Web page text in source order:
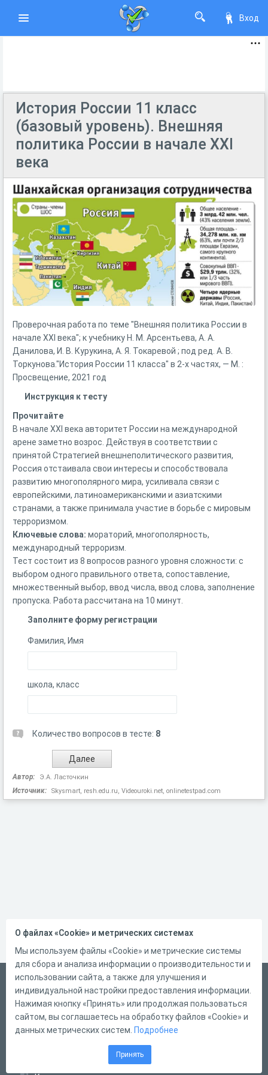
Вход
История России 11 класс
(базовый уровень). Внешняя
политика России в начале XXI
века
Проверочная работа по теме "Внешняя политика России в
начале XXI века"; к учебнику Н. М. Арсентьева, А. А.
Данилова, И. В. Курукина, А. Я. Токаревой ; под ред. А. В.
Торкунова."История России 11 класса" в 2-х частях, — М. :
Просвещение, 2021 год
Инструкция к тесту
Прочитайте
В начале XXI века авторитет России на международной
арене заметно возрос. Действуя в соответствии с
принятой Стратегией внешнеполитического развития,
Россия отстаивала свои интересы и способствовала
развитию многополярного мира, усиливала связи с
европейскими, латиноамериканскими и азиатскими
странами, а также принимала участие в борьбе с мировым
терроризмом.
Ключевые слова: мораторий, многополярность,
международный терроризм.
Тест состоит из 8 вопросов разного уровня сложности: с
выбором одного правильного ответа, сопоставление,
множественный выбор, ввод числа, ввод слова, заполнение
пропуска. Работа рассчитана на 10 минут.
Заполните форму регистрации
Фамилия, Имя
школа, класс
Количество вопросов в тесте: 8
Автор: Э.А. Ласточкин
Источник: Skysmart, resh.edu.ru, Videouroki.net, onlinetestpad.com
Русский
Справка
Форма обратной связи
О файлах «Cookie» и метрических системах
Мы используем файлы «Cookie» и метрические системы
для сбора и анализа информации о производительности и
использовании сайта, а также для улучшения и
индивидуальной настройки предоставления информации.
Нажимая кнопку «Принять» или продолжая пользоваться
сайтом, вы соглашаетесь на обработку файлов «Cookie» и
данных метрических систем. Подробнее
Принять